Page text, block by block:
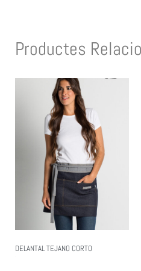
Productes
DELANTAL TEJANO CORTO